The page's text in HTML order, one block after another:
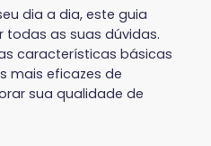
dia a dia, este guia
as suas dúvidas.
características básicas
mais eficazes de
sua qualidade de